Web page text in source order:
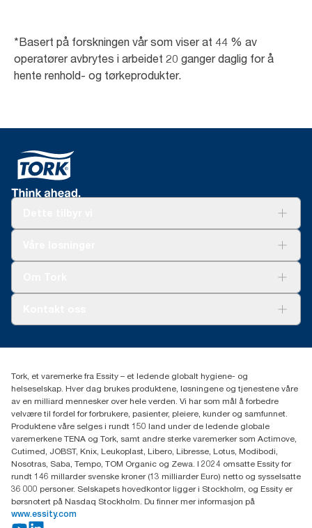
*Basert på forskningen vår som viser at 44 % av
operatører avbrytes i arbeidet 20 ganger daglig for å
hente renhold- og tørkeprodukter.
(+47) 22 70 62 00
Fredrik Selmers vei 6
0603 OSLO
Tork, et varemerke fra Essity – et ledende globalt hygiene- og
helseselskap. Hver dag brukes produktene, løsningene og tjenestene våre
av en milliard mennesker over hele verden. Vi har som mål å forbedre
velvære til fordel for forbrukere, pasienter, pleiere, kunder og samfunnet.
Produktene våre selges i rundt 150 land under de ledende globale
varemerkene TENA og Tork, samt andre sterke varemerker som Actimove,
Cutimed, JOBST, Knix, Leukoplast, Libero, Libresse, Lotus, Modibodi,
Nosotras, Saba, Tempo, TOM Organic og Zewa. I 2024 omsatte Essity for
rundt 146 millarder svenske kroner (13 milliarder Euro) netto og sysselsatte
36 000 personer. Selskapets hovedkontor ligger i Stockholm, og Essity er
børsnotert på Nasdaq Stockholm. Du finner mer informasjon på
www.essity.com